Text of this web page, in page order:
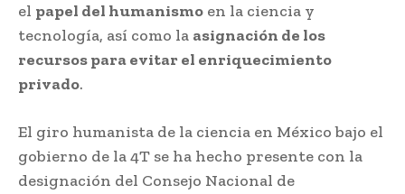
el papel del humanismo en la ciencia y
tecnología, así como la asignación de los
recursos para evitar el enriquecimiento
privado.
El giro humanista de la ciencia en México bajo el
gobierno de la 4T se ha hecho presente con la
designación del Consejo Nacional de